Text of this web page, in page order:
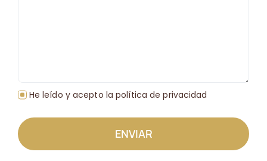
He leído y acepto la política de privacidad
ENVIAR